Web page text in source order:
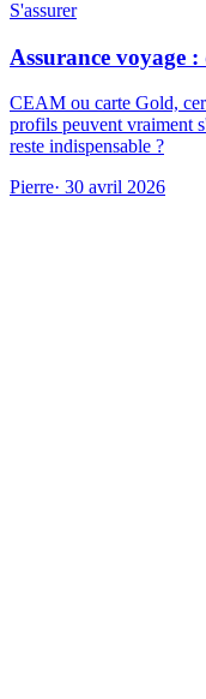
S'assurer
Assurance voyage
CEAM ou carte Gold,
profils peuvent vraiment
reste indispensable ?
Pierre· 30 avril 2026